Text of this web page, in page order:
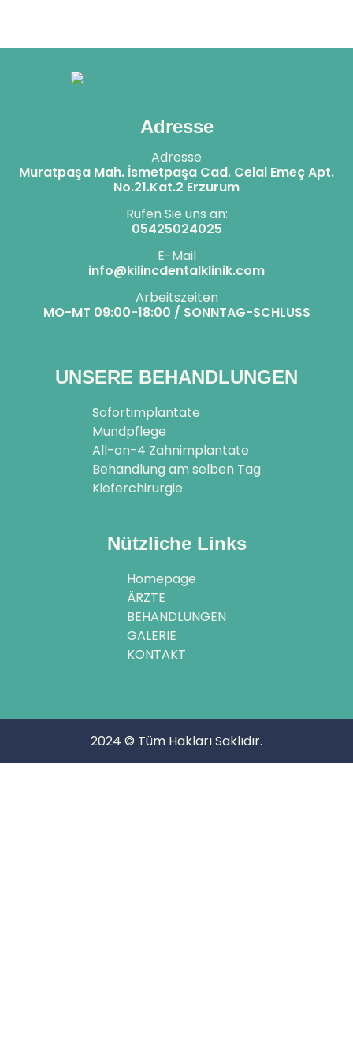
wird, kann, wenn sie nicht
oder einem niedrigen
Antibiotika behandelt wird, schadet
dem Baby im Mutterleib nicht.
Adresse
Adresse
Muratpaşa Mah. İsmetpaşa Cad. Celal Emeç Apt.
No.21.Kat.2 Erzurum
Rufen Sie uns an:
05425024025
E-Mail
info@kilincdentalklinik.com
Arbeitszeiten
MO-MT 09:00-18:00 / SONNTAG-SCHLUSS
UNSERE BEHANDLUNGEN
Sofortimplantate
Mundpflege
All-on-4 Zahnimplantate
Behandlung am selben Tag
Kieferchirurgie
Nützliche Links
Homepage
ÄRZTE
BEHANDLUNGEN
GALERIE
KONTAKT
2024 © Tüm Hakları Saklıdır.